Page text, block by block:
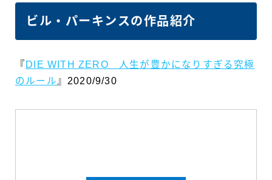
ビル・パーキンスの作品紹介
『 DIE WITH ZERO 人生が豊かになりすぎる究極
のルール 』2020/9/30